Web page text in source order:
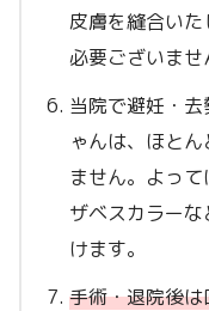
皮膚を縫合い
必要ございませ
当院で避妊・
ゃんは、ほと
ません。よっ
ザベスカラー
けます。
手術・退院後